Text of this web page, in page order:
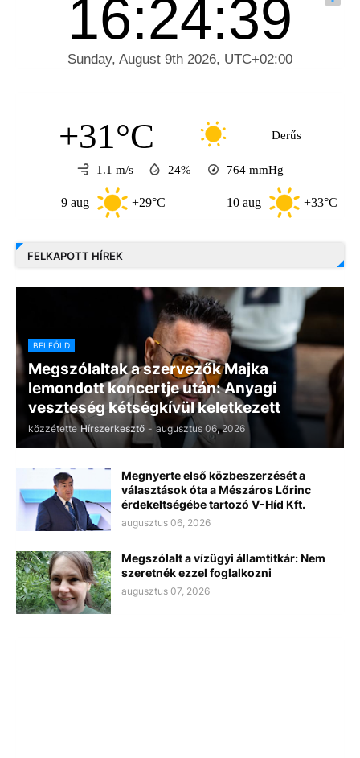
+31°C Derűs
1.1 m/s 24% 764 mmHg
9 aug +29°C 10 aug +33°C
FELKAPOTT HÍREK
BELFÖLD
Megszólaltak a szervezők Majka
lemondott koncertje után: Anyagi
veszteség kétségkívül keletkezett
közzétette Hírszerkesztő - augusztus 06, 2026
Megnyerte első közbeszerzését a
választások óta a Mészáros Lőrinc
érdekeltségébe tartozó V-Híd Kft.
augusztus 06, 2026
Megszólalt a vízügyi államtitkár: Nem
szeretnék ezzel foglalkozni
augusztus 07, 2026